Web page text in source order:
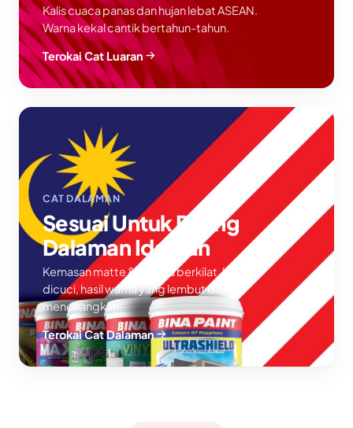
Kalis cuaca panas dan hujan lebat ASEAN.
Warna kekal cantik bertahun-tahun.
Terokai Cat Luaran
CAT DALAMAN
Sesuai Untuk Ruang
Dalaman Idaman
Kemasan matte & separa berkilat, boleh
dicuci, hasil warna yang lembut dan
menenangkan.
Terokai Cat Dalaman